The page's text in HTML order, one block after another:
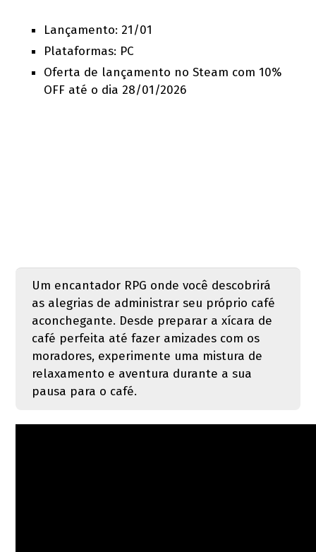
Lançamento: 21/01
Plataformas: PC
Oferta de lançamento no Steam com 10%
OFF até o dia 28/01/2026
Um encantador RPG onde você descobrirá
as alegrias de administrar seu próprio café
aconchegante. Desde preparar a xícara de
café perfeita até fazer amizades com os
moradores, experimente uma mistura de
relaxamento e aventura durante a sua
pausa para o café.